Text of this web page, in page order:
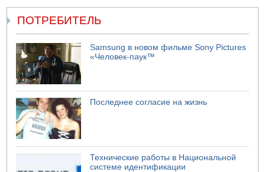
ПОТРЕБИТЕЛЬ
Samsung в новом фильме Sony Pictures
«Человек-паук™
Последнее согласие на жизнь
Технические работы в Национальной
системе идентификации